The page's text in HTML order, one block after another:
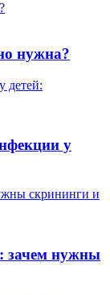
нужна?
детей:
у
скрининги и
зачем нужны